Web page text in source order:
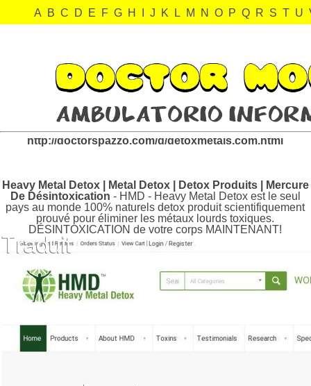
A B C D E F G H J K L M N O P Q R S T U
detoxmetals.com Revisión:
http://doctorspazzo.com/d/detoxmetals.com.html
Heavy Metal Detox | Metal Detox | Detox Produits | Mercure
De Désintoxication - HMD - Heavy Metal Detox est le seul
pays au monde 100% naturels detox produit scientifiquement
prouvé pour éliminer les métaux lourds toxiques.
DÉSINTOXICATION de votre corps MAINTENANT!